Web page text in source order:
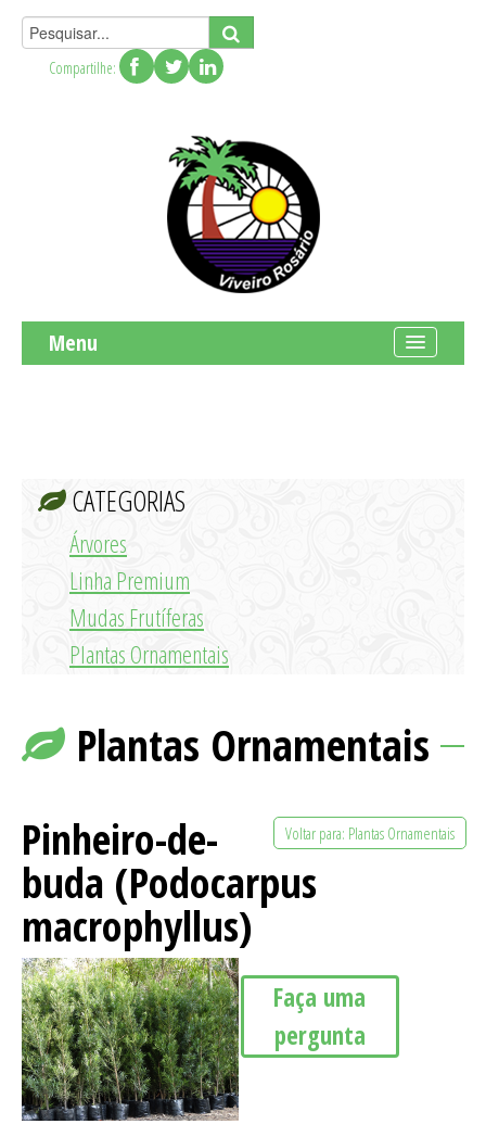
Compartilhe:
Menu
Parceiros
Galeria
Novidades
CATEGORIAS
Árvores
Linha Premium
Mudas Frutíferas
Plantas Ornamentais
Plantas Ornamentais
Voltar para: Plantas Ornamentais
Pinheiro-de-
buda (Podocarpus
macrophyllus)
Faça uma
pergunta